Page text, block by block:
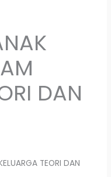
DAN
TEORI DAN